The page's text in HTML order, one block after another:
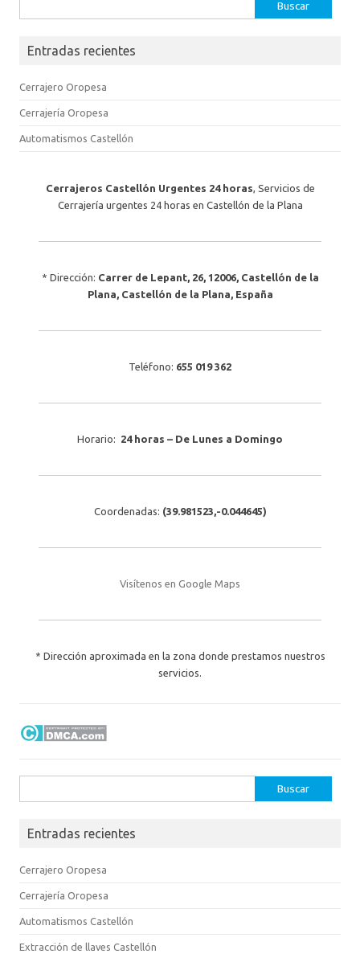
Entradas recientes
Cerrajero Oropesa
Cerrajería Oropesa
Automatismos Castellón
Cerrajeros Castellón Urgentes 24 horas, Servicios de
Cerrajería urgentes 24 horas en Castellón de la Plana
* Dirección: Carrer de Lepant, 26, 12006, Castellón de la
Plana, Castellón de la Plana, España
Teléfono: 655 019 362
Horario: 24 horas – De Lunes a Domingo
Coordenadas: (39.981523,-0.044645)
Visítenos en Google Maps
* Dirección aproximada en la zona donde prestamos nuestros
servicios.
Entradas recientes
Cerrajero Oropesa
Cerrajería Oropesa
Automatismos Castellón
Extracción de llaves Castellón